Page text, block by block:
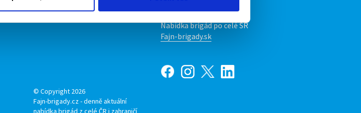
Nabídka brigád po celé SR
Fajn-brigady.sk
© Copyright 2026
Fajn-brigady.cz - denně aktuální
nabídka brigád z celé ČR i zahraničí